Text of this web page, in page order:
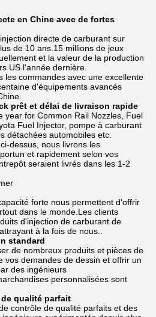
en Chine avec de fortes
directe de carburant sur
de 10 ans.15 millions de jeux
et la valeur de la production
US l'année dernière.
les commandes avec une excellente
d'équipements avancés
prêt et délai de livraison rapide
year for Common Rail Nozzles, Fuel
Fuel Injector, pompe à carburant
détachées automobiles etc.
dessus, nous livrons les
et rapidement selon vos
seraient livrés dans les 1-2
forte nous permettent d'offrir
dans le monde.Les clients
d'injection de carburant de
à la fois de nous..
standard
de nombreux produits et pièces de
vos demandes de dessin et offrir un
des ingénieurs
personnalisées sont
qualité parfait
contrôle de qualité parfaits et des